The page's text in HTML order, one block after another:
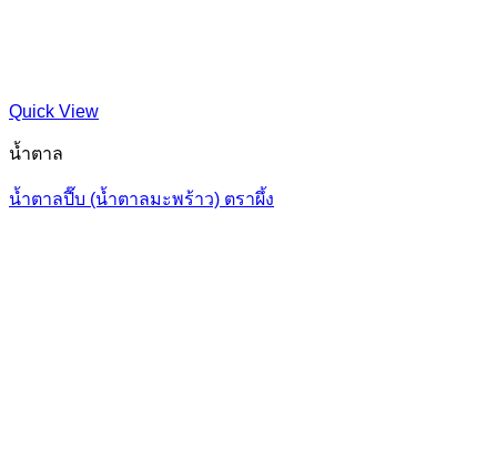
Quick View
น้ำตาล
น้ำตาลปี๊บ (น้ำตาลมะพร้าว) ตราผึ้ง